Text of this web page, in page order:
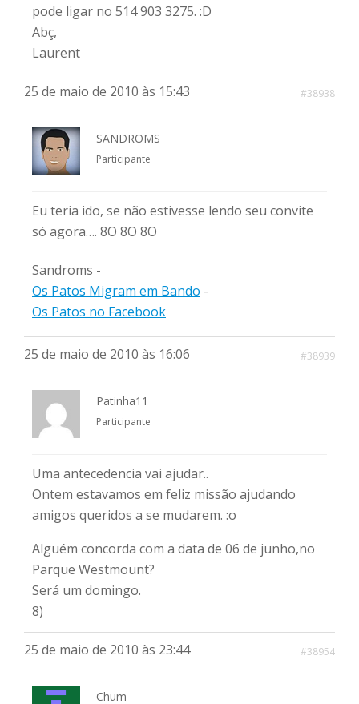
pode ligar no 514 903 3275. :D
Abç,
Laurent
25 de maio de 2010 às 15:43 #38938
SANDROMS
Participante
Eu teria ido, se não estivesse lendo seu convite
só agora…. 8O 8O 8O
Sandroms -
Os Patos Migram em Bando -
Os Patos no Facebook
25 de maio de 2010 às 16:06 #38939
Patinha11
Participante
Uma antecedencia vai ajudar..
Ontem estavamos em feliz missão ajudando
amigos queridos a se mudarem. :o
Alguém concorda com a data de 06 de junho,no
Parque Westmount?
Será um domingo.
8)
25 de maio de 2010 às 23:44 #38954
Chum